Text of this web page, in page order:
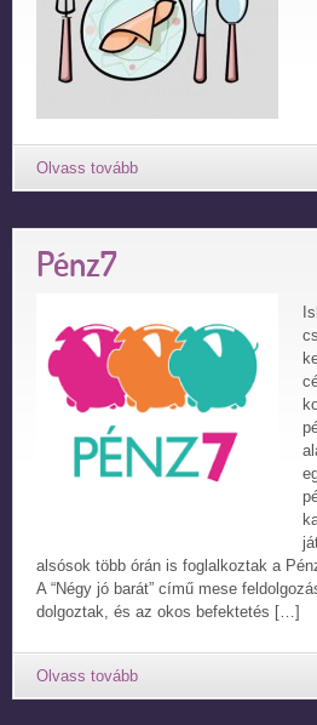
Pénz7
alsósok több órán is foglalkoztak a
A “Négy jó barát” című mese
dolgoztak, és az okos befektetés […]